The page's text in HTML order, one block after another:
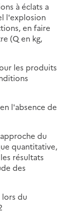
à éclats a
l'explosion
en faire
(Q en kg,
les produits
l'absence de
du
quantitative,
résultats
des
lors du